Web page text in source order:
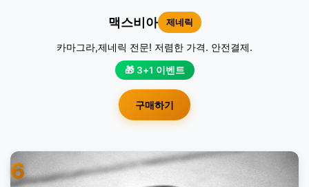
맥스비아 제네릭
카마그라,제네릭 전문! 저렴한 가격. 안전결제.
🎁 3+1 이벤트
구매하기
6